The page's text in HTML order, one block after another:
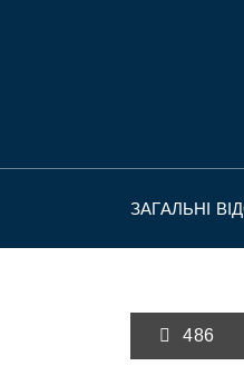
ЗАГАЛЬНІ
486